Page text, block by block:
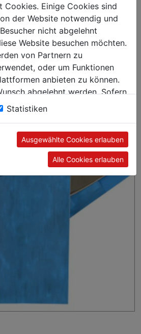
€ 51,27
€ 48,47
Cookies. Einige Cookies sind
der Website notwendig und
nicht abgelehnt
Website besuchen möchten.
von Partnern zu
oder um Funktionen
anbieten zu können.
abgelehnt werden. Sofern
nutzen, geben Sie
Cookies.
Statistiken
Ausgewählte Cookies erlauben
Alle Cookies erlauben